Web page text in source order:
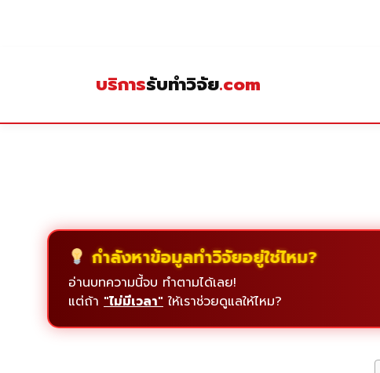
บริการรับทำวิจัย.com
กำลังหาข้อมูลทำวิจัยอยู่ใช่ไหม?
อ่านบทความนี้จบ ทำตามได้เลย!
แต่ถ้า "ไม่มีเวลา" ให้เราช่วยดูแลให้ไหม?